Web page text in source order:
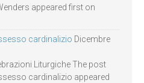
appeared first on
cardinalizio Dicembre
Liturgiche The post
cardinalizio appeared